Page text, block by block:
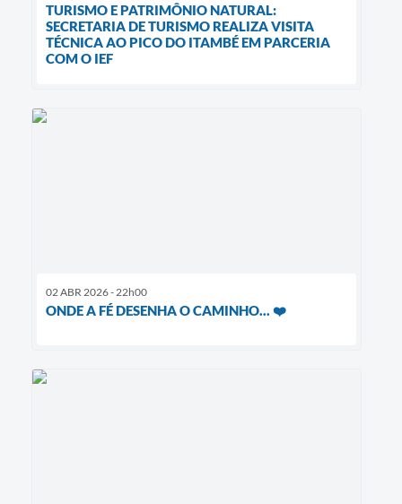
TURISMO E PATRIMÔNIO NATURAL:
SECRETARIA DE TURISMO REALIZA VISITA
TÉCNICA AO PICO DO ITAMBÉ EM PARCERIA
COM O IEF
02 ABR 2026 - 22h00
ONDE A FÉ DESENHA O CAMINHO... ❤️